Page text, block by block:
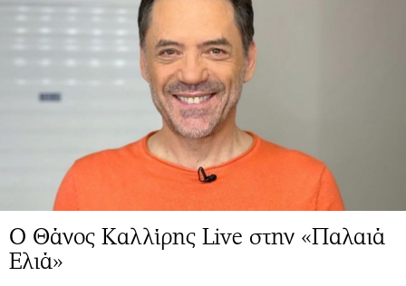
Ο Θάνος Καλλίρης Live στην «Παλαιά
Ελιά»